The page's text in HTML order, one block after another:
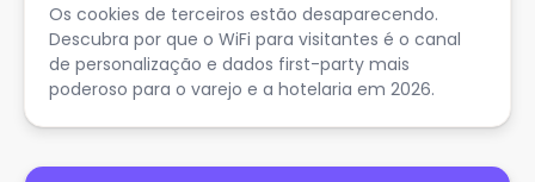
Os cookies de terceiros estão desaparecendo.
Descubra por que o WiFi para visitantes é o canal
de personalização e dados first-party mais
poderoso para o varejo e a hotelaria em 2026.